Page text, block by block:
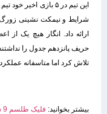
این تیم در ۵ بازی اخیر
شرایط و نیمکت نشینی زورگ،
ارائه داد. انگار هیچ یک از
تلاش کرد اما متاسفانه
بیشتر بخوانید:فلیک طلسم 9 ساله را در بارسلونا شکست